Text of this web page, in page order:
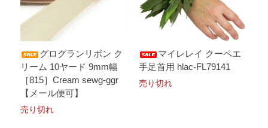
グログランリボン ク
リーム 10ヤード 9mm幅
［815］Cream sewg-ggr
【メール便可】
売り切れ
マイレレイ クーペエ
手足首用 hlac-FL79141
売り切れ